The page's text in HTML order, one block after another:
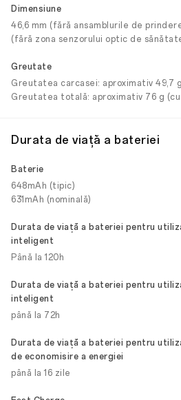
Dimensiune
46,6 mm (fără ansamblurile de
(fără zona senzorului optic de
Greutate
Greutatea carcasei: aproximativ 49,7
Greutatea totală: aproximativ 76 g
Durata de viață a bateriei
Baterie
648mAh (tipic)
631mAh (nominală)
Durata de viață a bateriei pentru
inteligent
Până la 120h
Durata de viață a bateriei pentru
inteligent
până la 72h
Durata de viață a bateriei pentru
de economisire a energiei
până la 16 zile